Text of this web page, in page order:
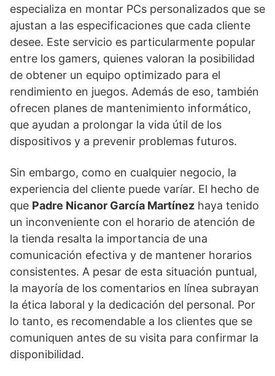
especializa en montar PCs personalizados que se
ajustan a las especificaciones que cada cliente
desee. Este servicio es particularmente popular
entre los gamers, quienes valoran la posibilidad
de obtener un equipo optimizado para el
rendimiento en juegos. Además de eso, también
ofrecen planes de mantenimiento informático,
que ayudan a prolongar la vida útil de los
dispositivos y a prevenir problemas futuros.
Sin embargo, como en cualquier negocio, la
experiencia del cliente puede varíar. El hecho de
que Padre Nicanor García Martínez haya tenido
un inconveniente con el horario de atención de
la tienda resalta la importancia de una
comunicación efectiva y de mantener horarios
consistentes. A pesar de esta situación puntual,
la mayoría de los comentarios en línea subrayan
la ética laboral y la dedicación del personal. Por
lo tanto, es recomendable a los clientes que se
comuniquen antes de su visita para confirmar la
disponibilidad.